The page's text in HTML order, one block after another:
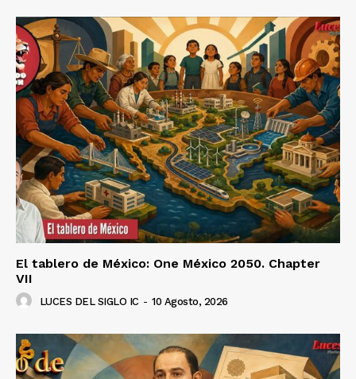
El tablero de México: One México 2050. Chapter
VII
LUCES DEL SIGLO IC - 10 Agosto, 2026